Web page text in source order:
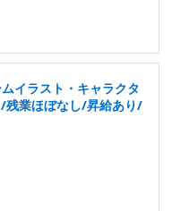
イラスト・キャラクタ
残業ほぼなし/昇給あり/